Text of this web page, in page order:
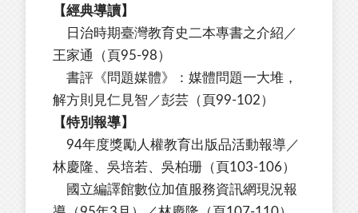
【經典導讀】
日治時期臺灣教育史二本專書之介紹／
王家通（頁95-98）
書評《問題媒體》：媒體問題一大堆，
解方則見仁見智／彭芸（頁99-102）
【特別報導】
94年度獎勵人權教育出版品活動報導／
林慶隆、吳培若、吳柏珊（頁103-106）
國立編譯館數位加值服務資訊網現況報